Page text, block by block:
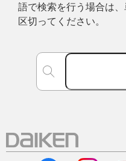
語で検索を行う場合は
区切ってください。